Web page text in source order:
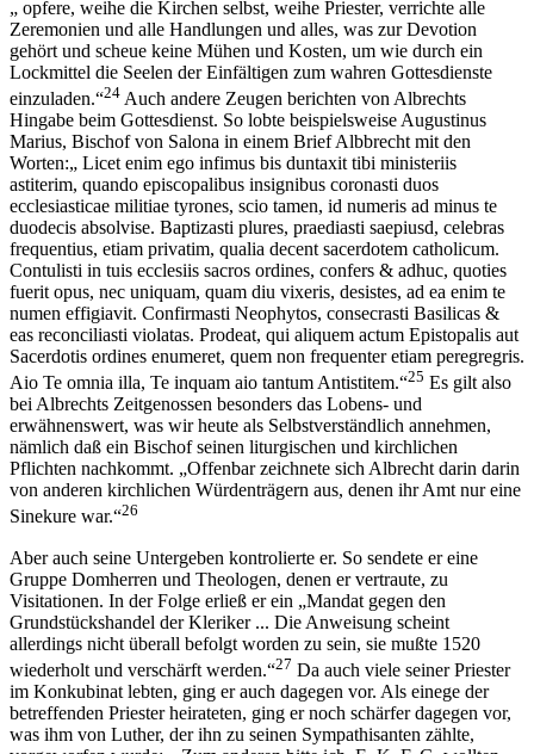
„ opfere, weihe die Kirchen selbst, weihe Priester, verrichte alle
Zeremonien und alle Handlungen und alles, was zur Devotion
gehört und scheue keine Mühen und Kosten, um wie durch ein
Lockmittel die Seelen der Einfältigen zum wahren Gottesdienste
einzuladen.“24 Auch andere Zeugen berichten von Albrechts
Hingabe beim Gottesdienst. So lobte beispielsweise Augustinus
Marius, Bischof von Salona in einem Brief Albbrecht mit den
Worten:„ Licet enim ego infimus bis duntaxit tibi ministeriis
astiterim, quando episcopalibus insignibus coronasti duos
ecclesiasticae militiae tyrones, scio tamen, id numeris ad minus te
duodecis absolvise. Baptizasti plures, praediasti saepiusd, celebras
frequentius, etiam privatim, qualia decent sacerdotem catholicum.
Contulisti in tuis ecclesiis sacros ordines, confers & adhuc, quoties
fuerit opus, nec uniquam, quam diu vixeris, desistes, ad ea enim te
numen effigiavit. Confirmasti Neophytos, consecrasti Basilicas &
eas reconciliasti violatas. Prodeat, qui aliquem actum Epistopalis aut
Sacerdotis ordines enumeret, quem non frequenter etiam peregregris.
Aio Te omnia illa, Te inquam aio tantum Antistitem.“25 Es gilt also
bei Albrechts Zeitgenossen besonders das Lobens- und
erwähnenswert, was wir heute als Selbstverständlich annehmen,
nämlich daß ein Bischof seinen liturgischen und kirchlichen
Pflichten nachkommt. „Offenbar zeichnete sich Albrecht darin darin
von anderen kirchlichen Würdenträgern aus, denen ihr Amt nur eine
Sinekure war.“26
Aber auch seine Untergeben kontrolierte er. So sendete er eine
Gruppe Domherren und Theologen, denen er vertraute, zu
Visitationen. In der Folge erließ er ein „Mandat gegen den
Grundstückshandel der Kleriker ... Die Anweisung scheint
allerdings nicht überall befolgt worden zu sein, sie mußte 1520
wiederholt und verschärft werden.“27 Da auch viele seiner Priester
im Konkubinat lebten, ging er auch dagegen vor. Als einege der
betreffenden Priester heirateten, ging er noch schärfer dagegen vor,
was ihm von Luther, der ihn zu seinen Sympathisanten zählte,